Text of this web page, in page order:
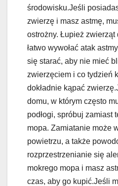
środowisku.Jeśli
zwierzę i masz astmę,
ostrożny. Łupież zwierząt
łatwo wywołać atak
się starać, aby nie mieć
zwierzęciem i co tydzień
dokładnie kąpać
domu, w którym często
podłogi, spróbuj zamiast
mopa. Zamiatanie może
powietrzu, a także
rozprzestrzenianie się
mokrego mopa i masz
czas, aby go kupić.Jeśli